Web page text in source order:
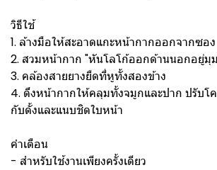
วิธีใช้
1. ล้างมือให้สะอาดแกะหน้ากากออกจากซอง
2. สวมหน้ากาก "หันโลโก้ออกด้านนอกอยู่มุ
3. คล้องสายยางยืดที่หูทั้งสองข้าง
4. ดึงหน้ากากให้คลุมทั้งจมูกและปาก ปรับโ
กับดั้งและแนบชิดใบหน้า
คำเตือน
- สำหรับใช้งานเพียงครั้งเดียว